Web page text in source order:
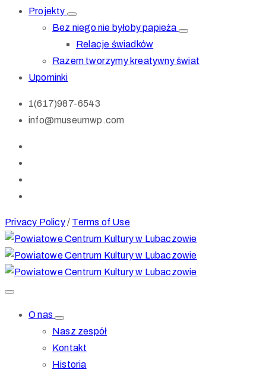
Projekty
Bez niego nie byłoby papieża
Relacje świadków
Razem tworzymy kreatywny świat
Upominki
1(617)987-6543
info@museumwp.com
Privacy Policy/ Terms of Use
O nas
Nasz zespół
Kontakt
Historia